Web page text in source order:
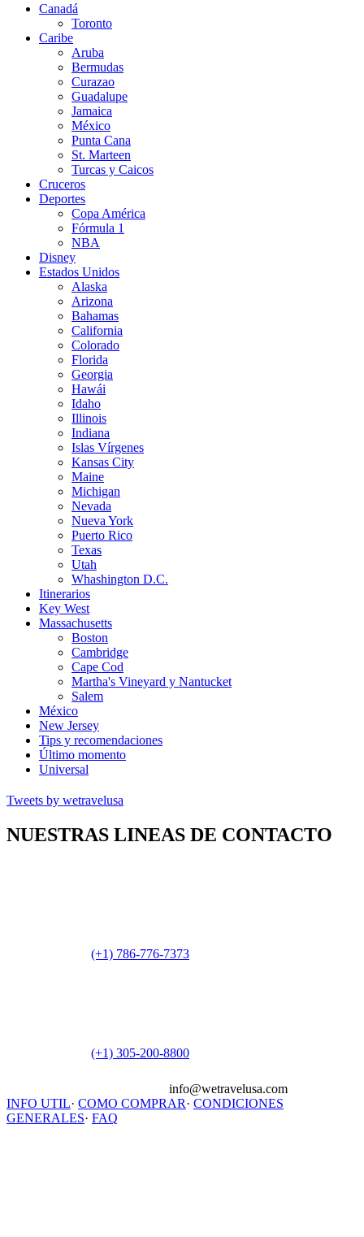
Canadá
Toronto
Caribe
Aruba
Bermudas
Curazao
Guadalupe
Jamaica
México
Punta Cana
St. Marteen
Turcas y Caicos
Cruceros
Deportes
Copa América
Fórmula 1
NBA
Disney
Estados Unidos
Alaska
Arizona
Bahamas
California
Colorado
Florida
Georgia
Hawái
Idaho
Illinois
Indiana
Islas Vírgenes
Kansas City
Maine
Michigan
Nevada
Nueva York
Puerto Rico
Texas
Utah
Whashington D.C.
Itinerarios
Key West
Massachusetts
Boston
Cambridge
Cape Cod
Martha's Vineyard y Nantucket
Salem
México
New Jersey
Tips y recomendaciones
Último momento
Universal
Tweets by wetravelusa
NUESTRAS LINEAS DE CONTACTO
(+1) 786-776-7373
(+1) 305-200-8800
info@wetravelusa.com
INFO UTIL· COMO COMPRAR· CONDICIONES
GENERALES· FAQ